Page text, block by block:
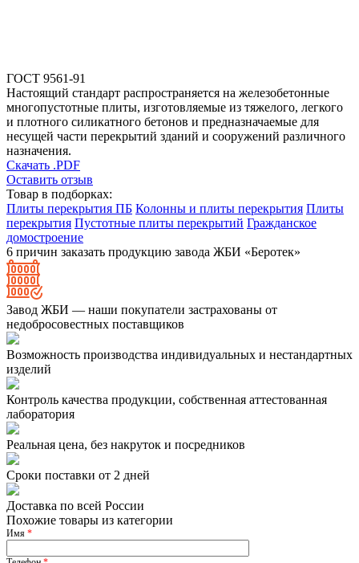
ГОСТ 9561-91
Настоящий стандарт распространяется на железобетонные
многопустотные плиты, изготовляемые из тяжелого, легкого
и плотного силикатного бетонов и предназначаемые для
несущей части перекрытий зданий и сооружений различного
назначения.
Скачать .PDF
Оставить отзыв
Товар в подборках:
Плиты перекрытия ПБ Колонны и плиты перекрытия Плиты
перекрытия Пустотные плиты перекрытий Гражданское
домостроение
6 причин заказать продукцию завода ЖБИ «Беротек»
Завод ЖБИ — наши покупатели застрахованы от
недобросовестных поставщиков
Возможность производства индивидуальных и нестандартных
изделий
Контроль качества продукции, собственная аттестованная
лаборатория
Реальная цена, без накруток и посредников
Сроки поставки от 2 дней
Доставка по всей России
Похожие товары из категории
Имя *